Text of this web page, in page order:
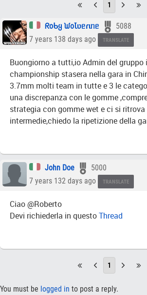
1
ᖇoᑲყ ᙎoꙆʋᥱɾɩᥒᥱ
5088
7 years 138 days ago
TRANSLATE
Buongiorno a tutti,io Admin del gruppo
championship stasera nella gara in
3.7mm molti team in tutte e 3 le
una discrepanza con le gomme
strategia con gomme wet e ci si
intermedie,chiedo la ripetizione della
John Doe
5000
7 years 132 days ago
TRANSLATE
Ciao @Roberto
Devi richiederla in questoThread
1
You must be logged in to post a reply.